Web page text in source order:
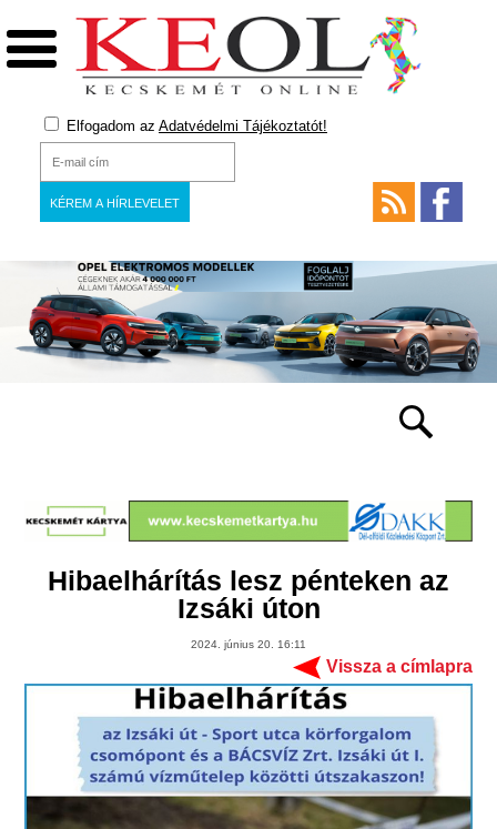
Elfogadom az Adatvédelmi Tájékoztatót!
Hibaelhárítás lesz pénteken az
Izsáki úton
2024. június 20. 16:11
Vissza a címlapra